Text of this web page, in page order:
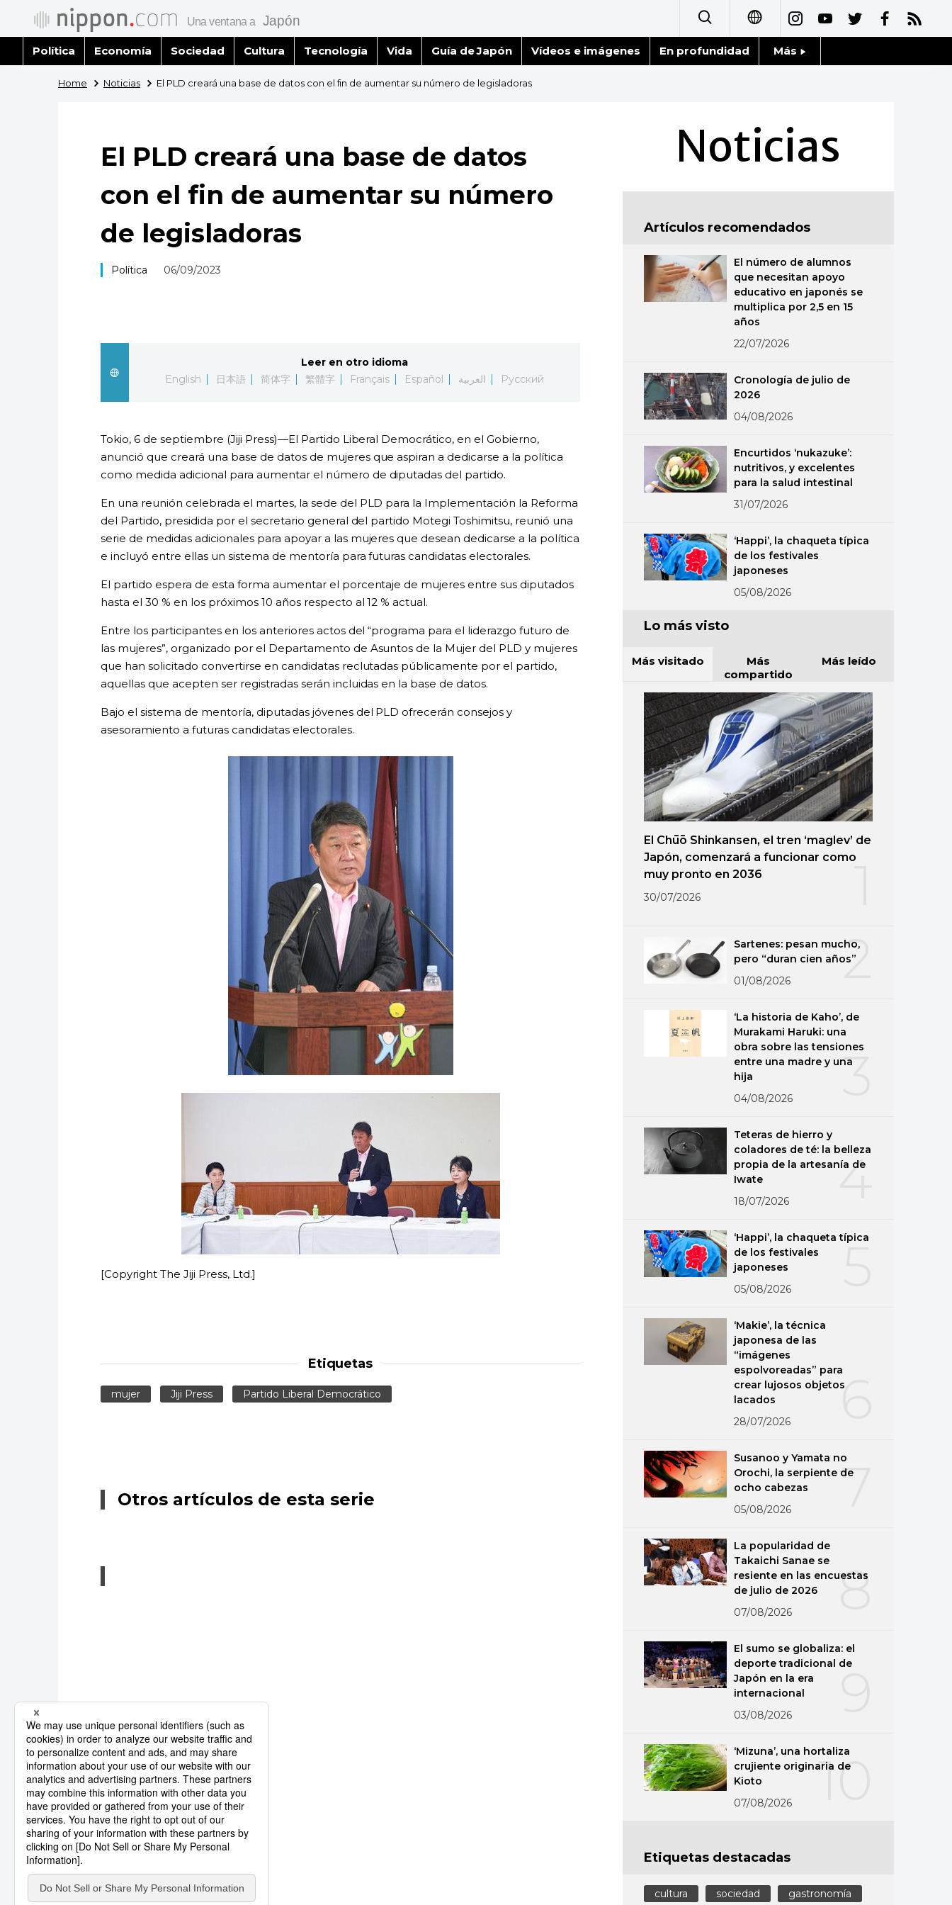
日本語
简体字
繁體字
العربية
Русский
Política Economía Sociedad Cultura Tecnología Vida Guía de Japón Vídeos e imágenes En profundidad Más
Fragmentos de Japón
Gente
Blog
Tokio
Avisos
Home Noticias El PLD creará una base de datos con el fin de aumentar su número de legisladoras
El PLD creará una base de datos
con el fin de aumentar su número
de legisladoras
Política 06/09/2023
Leer en otro idioma
English
日本語 简体字 繁體字 Français Español العربية Русский
Tokio, 6 de septiembre (Jiji Press)—El Partido Liberal Democrático, en el Gobierno,
anunció que creará una base de datos de mujeres que aspiran a dedicarse a la política
como medida adicional para aumentar el número de diputadas del partido.
En una reunión celebrada el martes, la sede del PLD para la Implementación la Reforma
del Partido, presidida por el secretario general del partido Motegi Toshimitsu, reunió una
serie de medidas adicionales para apoyar a las mujeres que desean dedicarse a la política
e incluyó entre ellas un sistema de mentoría para futuras candidatas electorales.
El partido espera de esta forma aumentar el porcentaje de mujeres entre sus diputados
hasta el 30 % en los próximos 10 años respecto al 12 % actual.
Entre los participantes en los anteriores actos del “programa para el liderazgo futuro de
las mujeres”, organizado por el Departamento de Asuntos de la Mujer del PLD y mujeres
que han solicitado convertirse en candidatas reclutadas públicamente por el partido,
aquellas que acepten ser registradas serán incluidas en la base de datos.
Bajo el sistema de mentoría, diputadas jóvenes del PLD ofrecerán consejos y
asesoramiento a futuras candidatas electorales.
[Copyright The Jiji Press, Ltd.]
Etiquetas
mujer Jiji Press Partido Liberal Democrático
Otros artículos de esta serie
Noticias
Artículos recomendados
El número de alumnos
que necesitan apoyo
educativo en japonés se
multiplica por 2,5 en 15
años
22/07/2026
Cronología de julio de
2026
04/08/2026
Encurtidos ‘nukazuke’:
nutritivos, y excelentes
para la salud intestinal
31/07/2026
‘Happi’, la chaqueta típica
de los festivales
japoneses
05/08/2026
Lo más visto
Más visitado
Más
compartido
Más leído
El Chūō Shinkansen, el tren ‘maglev’ de
Japón, comenzará a funcionar como
muy pronto en 2036
30/07/2026
2
Sartenes: pesan mucho,
pero “duran cien años”
01/08/2026
3
‘La historia de Kaho’, de
Murakami Haruki: una
obra sobre las tensiones
entre una madre y una
hija
04/08/2026
4
Teteras de hierro y
coladores de té: la belleza
propia de la artesanía de
Iwate
18/07/2026
5
‘Happi’, la chaqueta típica
de los festivales
japoneses
05/08/2026
6
‘Makie’, la técnica
japonesa de las
“imágenes
espolvoreadas” para
crear lujosos objetos
lacados
28/07/2026
7
Susanoo y Yamata no
Orochi, la serpiente de
ocho cabezas
05/08/2026
8
La popularidad de
Takaichi Sanae se
resiente en las encuestas
de julio de 2026
07/08/2026
El sumo se globaliza: el
deporte tradicional de
Japón en la era
internacional
03/08/2026
10
‘Mizuna’, una hortaliza
crujiente originaria de
Kioto
07/08/2026
Etiquetas destacadas
cultura sociedad gastronomía